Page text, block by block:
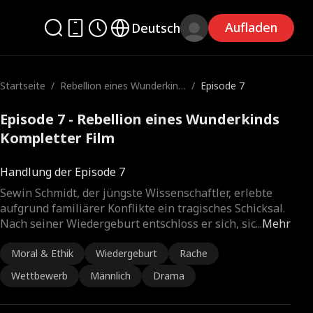
Deutsch Aufladen
Startseite / Rebellion eines Wunderkind
/ Episode 7
Episode 7 - Rebellion eines Wunderkinds
Kompletter Film
Handlung der Episode 7
Mehr
Sewin Schmidt, der jüngste Wissenschaftler, erlebte
aufgrund familiärer Konflikte ein tragisches Schicksal.
Nach seiner Wiedergeburt entschloss er sich, sic...
Moral & Ethik Wiedergeburt
Rache
Wettbewerb
Männlich Drama